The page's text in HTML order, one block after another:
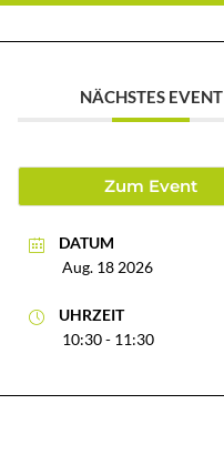
NÄCHSTES EVENT
Zum Event
DATUM
Aug. 18 2026
UHRZEIT
10:30 - 11:30